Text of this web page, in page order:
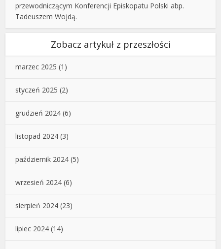
przewodniczącym Konferencji Episkopatu Polski abp.
Tadeuszem Wojdą.
Zobacz artykuł z przeszłości
marzec 2025 (1)
styczeń 2025 (2)
grudzień 2024 (6)
listopad 2024 (3)
październik 2024 (5)
wrzesień 2024 (6)
sierpień 2024 (23)
lipiec 2024 (14)